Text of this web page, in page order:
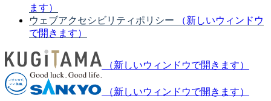
ます）
ウェブアクセシビリティポリシー
（新しいウィンドウ
で開きます）
（新しいウィンドウで開きます）
（新しいウィンドウで開きます）